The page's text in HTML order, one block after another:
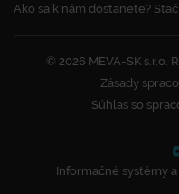
Ako sa k nám dostanete?
© 2026 MEVA-SK s.r.o.
Zásady
Súhlas so
Informačné systémy